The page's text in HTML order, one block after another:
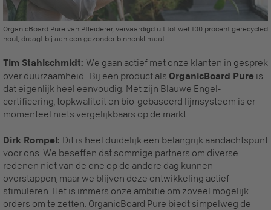
Tim Stahlschmidt: We gaan actief met onze klanten in gesprek
over duurzaamheid.. Bij een product als OrganicBoard Pure is
dat eigenlijk heel eenvoudig. Met zijn Blauwe Engel-
certificering, topkwaliteit en bio-gebaseerd lijmsysteem is er
momenteel niets vergelijkbaars op de markt.
Dirk Rompel: Dit is heel duidelijk een belangrijk aandachtspunt
voor ons. We beseffen dat sommige partners om diverse
redenen niet van de ene op de andere dag kunnen
overstappen, maar we blijven deze ontwikkeling actief
stimuleren. Het is immers onze ambitie om zoveel mogelijk
orders om te zetten. OrganicBoard Pure biedt simpelweg de
OrganicBoard Pure van Pfleiderer, vervaardigd uit tot wel 100 procent gerecycled
hout, draagt bij aan een gezonder binnenklimaat.